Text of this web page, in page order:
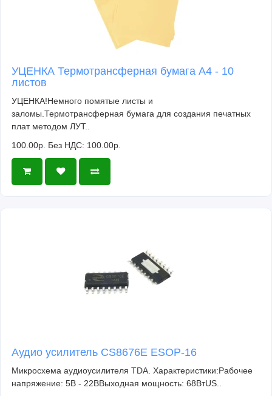
УЦЕНКА Термотрансферная бумага А4 - 10
листов
УЦЕНКА!Немного помятые листы и
заломы.Термотрансферная бумага для создания печатных
плат методом ЛУТ..
100.00р. Без НДС: 100.00р.
Аудио усилитель CS8676E ESOP-16
Микросхема аудиоусилителя TDA. Характеристики:Рабочее
напряжение: 5В - 22ВВыходная мощность: 68ВтUS..